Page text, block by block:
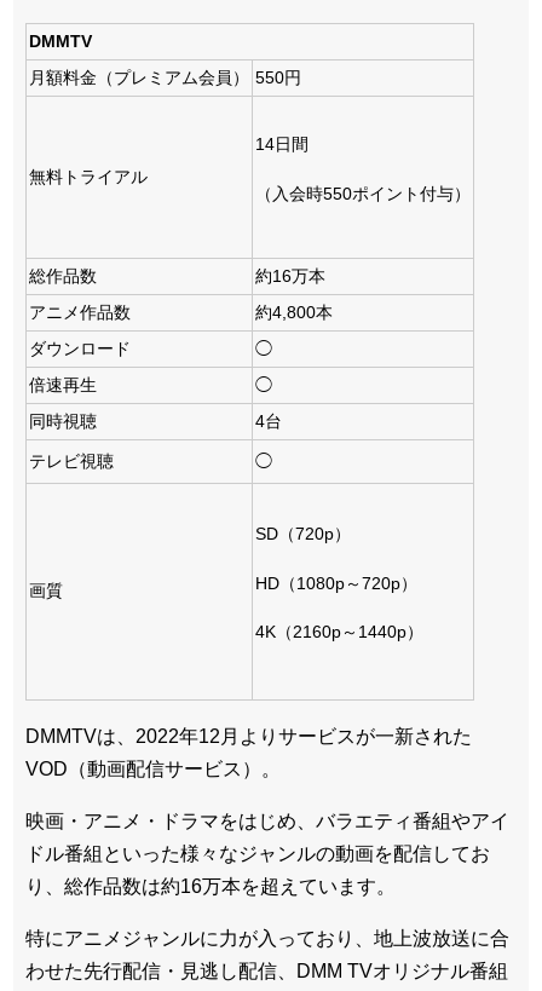
DMMTV
月額料金（プレミアム会員）
550円
無料トライアル
14日間
（入会時550ポイント付与）
総作品数
約16万本
アニメ作品数
約4,800本
ダウンロード
◯
倍速再生
◯
同時視聴
4台
テレビ視聴 ◯
画質
SD（720p）
HD（1080p～720p）
4K（2160p～1440p）
DMMTVは、2022年12月よりサービスが一新された
VOD（動画配信サービス）。
映画・アニメ・ドラマをはじめ、バラエティ番組やアイ
ドル番組といった様々なジャンルの動画を配信してお
り、総作品数は約16万本を超えています。
特にアニメジャンルに力が入っており、地上波放送に合
わせた先行配信・見逃し配信、DMM TVオリジナル番組